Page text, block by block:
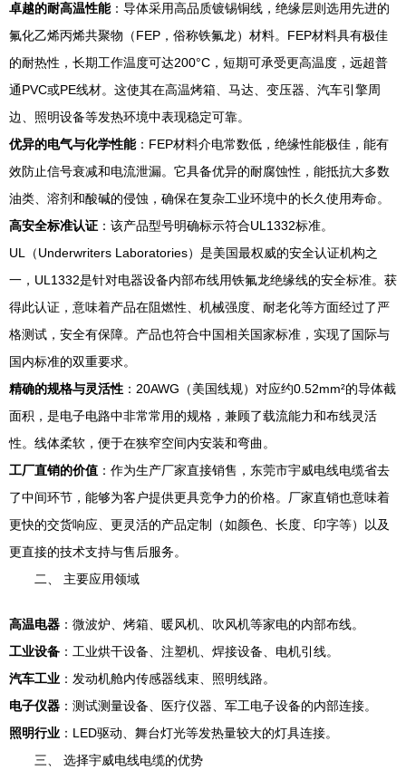
卓越的耐高温性能：导体采用高品质镀锡铜线，绝缘层则选用先进的
氟化乙烯丙烯共聚物（FEP，俗称铁氟龙）材料。FEP材料具有极佳
的耐热性，长期工作温度可达200°C，短期可承受更高温度，远超普
通PVC或PE线材。这使其在高温烤箱、马达、变压器、汽车引擎周
边、照明设备等发热环境中表现稳定可靠。
优异的电气与化学性能：FEP材料介电常数低，绝缘性能极佳，能有
效防止信号衰减和电流泄漏。它具备优异的耐腐蚀性，能抵抗大多数
油类、溶剂和酸碱的侵蚀，确保在复杂工业环境中的长久使用寿命。
高安全标准认证 ：该产品型号明确标示符合UL1332标准。
UL（Underwriters Laboratories）是美国最权威的安全认证机构之
一，UL1332是针对电器设备内部布线用铁氟龙绝缘线的安全标准。获
得此认证，意味着产品在阻燃性、机械强度、耐老化等方面经过了严
格测试，安全有保障。产品也符合中国相关国家标准，实现了国际与
国内标准的双重要求。
精确的规格与灵活性 ：20AWG（美国线规）对应约0.52mm²的导体截
面积，是电子电路中非常常用的规格，兼顾了载流能力和布线灵活
性。线体柔软，便于在狭窄空间内安装和弯曲。
工厂直销的价值 ：作为生产厂家直接销售，东莞市宇威电线电缆省去
了中间环节，能够为客户提供更具竞争力的价格。厂家直销也意味着
更快的交货响应、更灵活的产品定制（如颜色、长度、印字等）以及
更直接的技术支持与售后服务。
二、 主要应用领域
高温电器 ：微波炉、烤箱、暖风机、吹风机等家电的内部布线。
工业设备 ：工业烘干设备、注塑机、焊接设备、电机引线。
汽车工业 ：发动机舱内传感器线束、照明线路。
电子仪器 ：测试测量设备、医疗仪器、军工电子设备的内部连接。
照明行业 ：LED驱动、舞台灯光等发热量较大的灯具连接。
三、 选择宇威电线电缆的优势